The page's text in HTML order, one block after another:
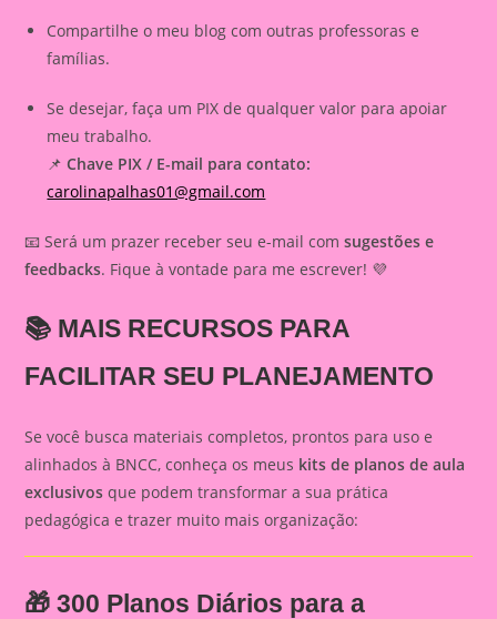
Compartilhe o meu blog com outras professoras e
famílias.
Se desejar, faça um PIX de qualquer valor para apoiar
meu trabalho.
📌Chave PIX / E-mail para contato:
carolinapalhas01@gmail.com
📧 Será um prazer receber seu e-mail comsugestões e
feedbacks. Fique à vontade para me escrever! 💜
📚 MAIS RECURSOS PARA
FACILITAR SEU PLANEJAMENTO
Se você busca materiais completos, prontos para uso e
alinhados à BNCC, conheça os meus kits de planos de aula
exclusivos que podem transformar a sua prática
pedagógica e trazer muito mais organização:
🎁300 Planos Diários para a